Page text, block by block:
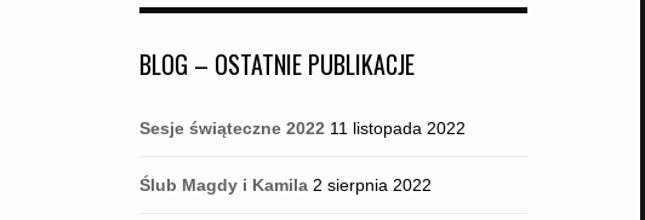
BLOG – OSTATNIE PUBLIKACJE
Sesje świąteczne 2022 11 listopada 2022
Ślub Magdy i Kamila 2 sierpnia 2022